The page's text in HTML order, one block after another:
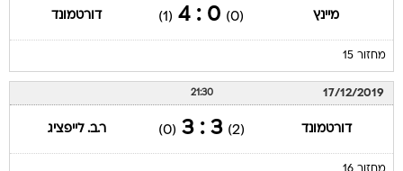
מיינץ (0)
0 : 4
(1) דורטמונד
מחזור 15
17/12/2019
21:30
דורטמונד (2)
3 : 3
(0) ר.ב. לייפציג